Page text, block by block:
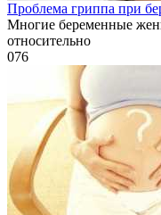
Проблема гриппа при
Многие беременные
относительно
076